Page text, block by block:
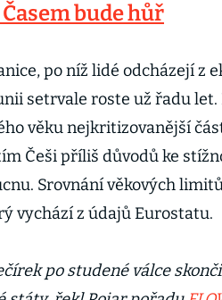
bude hůř
po níž lidé odcházejí z
setrvale roste už řadu
věku nejkritizovanější
Češi příliš důvodů ke
Srovnání věkových
vychází z údajů Eurostatu.
po studené válce